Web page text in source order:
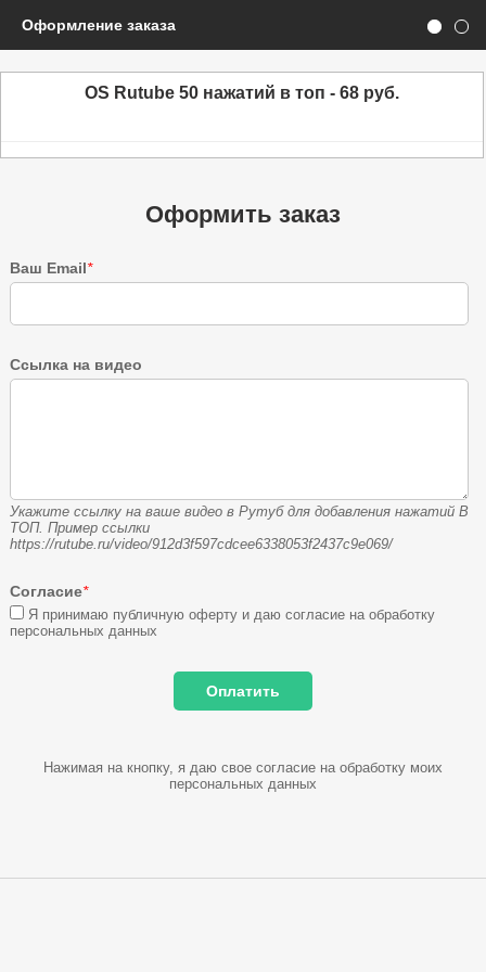
Оформление заказа
Оформить заказ
Ваш Email*
Ссылка на видео
Укажите ссылку на ваше видео в Рутуб для добавления нажатий В
ТОП. Пример ссылки
https://rutube.ru/video/912d3f597cdcee6338053f2437c9e069/
Согласие*
Я принимаю публичную оферту и даю согласие на обработку
персональных данных
Нажимая на кнопку, я даю свое согласие на обработку моих
персональных данных
OS Rutube 50 нажатий в топ - 68 руб.